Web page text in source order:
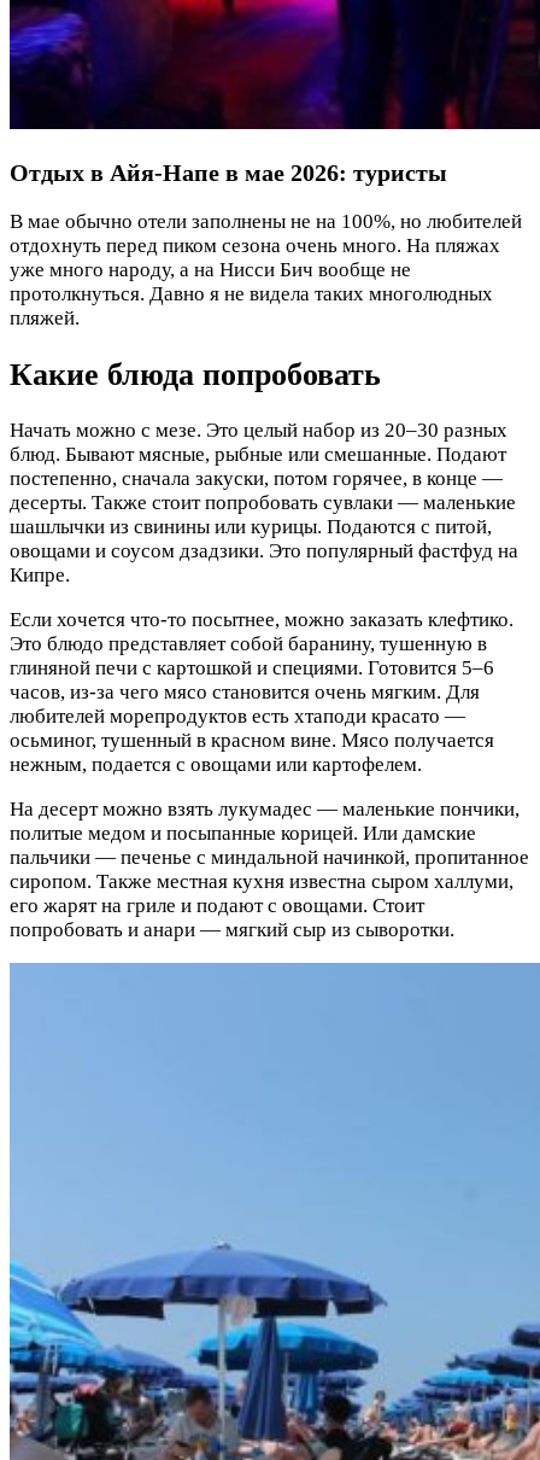
Отдых в Айя-Напе в мае 2026: туристы
В мае обычно отели заполнены не на 100%, но любителей
отдохнуть перед пиком сезона очень много. На пляжах
уже много народу, а на Нисси Бич вообще не
протолкнуться. Давно я не видела таких многолюдных
пляжей.
Какие блюда попробовать
Начать можно с мезе. Это целый набор из 20–30 разных
блюд. Бывают мясные, рыбные или смешанные. Подают
постепенно, сначала закуски, потом горячее, в конце —
десерты. Также стоит попробовать сувлаки — маленькие
шашлычки из свинины или курицы. Подаются с питой,
овощами и соусом дзадзики. Это популярный фастфуд на
Кипре.
Если хочется что-то посытнее, можно заказать клефтико.
Это блюдо представляет собой баранину, тушенную в
глиняной печи с картошкой и специями. Готовится 5–6
часов, из-за чего мясо становится очень мягким. Для
любителей морепродуктов есть хтаподи красато —
осьминог, тушенный в красном вине. Мясо получается
нежным, подается с овощами или картофелем.
На десерт можно взять лукумадес — маленькие пончики,
политые медом и посыпанные корицей. Или дамские
пальчики — печенье с миндальной начинкой, пропитанное
сиропом. Также местная кухня известна сыром халлуми,
его жарят на гриле и подают с овощами. Стоит
попробовать и анари — мягкий сыр из сыворотки.